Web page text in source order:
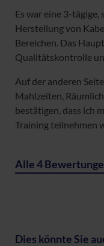
Es war eine 3-
Herstellung von
Bereichen. Das
Qualitätskontrolle
Auf der anderen
Mahlzeiten,
bestätigen, dass ich
Training teilnehmen
Alle 4
Dies könnte Sie